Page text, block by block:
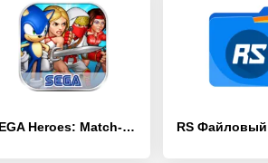
SEGA Heroes: Match-3 RPG Quest